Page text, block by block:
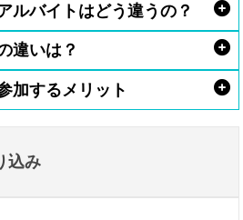
ルバイトはどう違うの？
違いは？
加するメリット
込み